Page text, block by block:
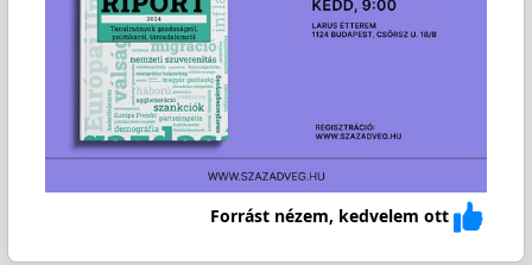
Forrást nézem, kedvelem ott